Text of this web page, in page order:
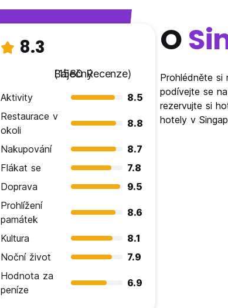
8.3
Báječný
(1580 Recenze)
Aktivity
8.5
Restaurace v
okoli
8.8
Nakupování
8.7
Flákat se
7.8
Doprava
9.5
Prohlížení
památek
8.6
Kultura
8.1
Noční život
7.9
Hodnota za
peníze
6.9
O
Prohlédněte si
podívejte se
rezervujte si
hotely v